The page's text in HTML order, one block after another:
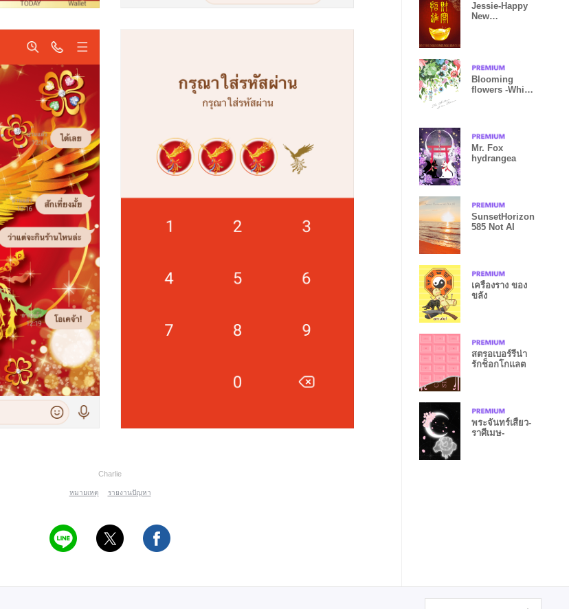
Charlie
หมายเหตุ รายงานปัญหา
Jessie-Happy
New
Blooming
flowers -White-
Mr. Fox
hydrangea
SunsetHorizon
585 Not AI
เครื่องราง ของ
ขลัง
สตรอเบอร์รี่น่า
รักช็อกโกแลต
พระจันทร์เสี้ยว-
ราศีเมษ-